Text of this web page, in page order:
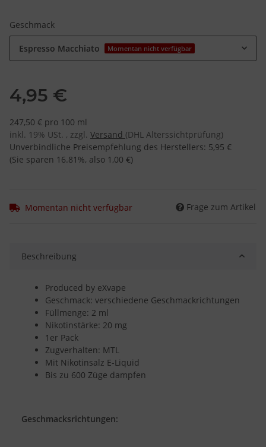
Geschmack
Espresso Macchiato Momentan nicht verfügbar
4,95 €
247,50 € pro 100 ml
inkl. 19% USt. , zzgl. Versand (DHL Alterssichtprüfung)
Unverbindliche Preisempfehlung des Herstellers: 5,95 €
(Sie sparen 16.81%, also 1,00 €)
Momentan nicht verfügbar Frage zum Artikel
Beschreibung
Produced by eXvape
Geschmack: verschiedene Geschmackrichtungen
Füllmenge: 2 ml
Nikotinstärke: 20 mg
1er Pack
Zugverhalten: MTL
Mit Nikotinsalz E-Liquid
Bis zu 600 Züge dampfen
Geschmacksrichtungen: